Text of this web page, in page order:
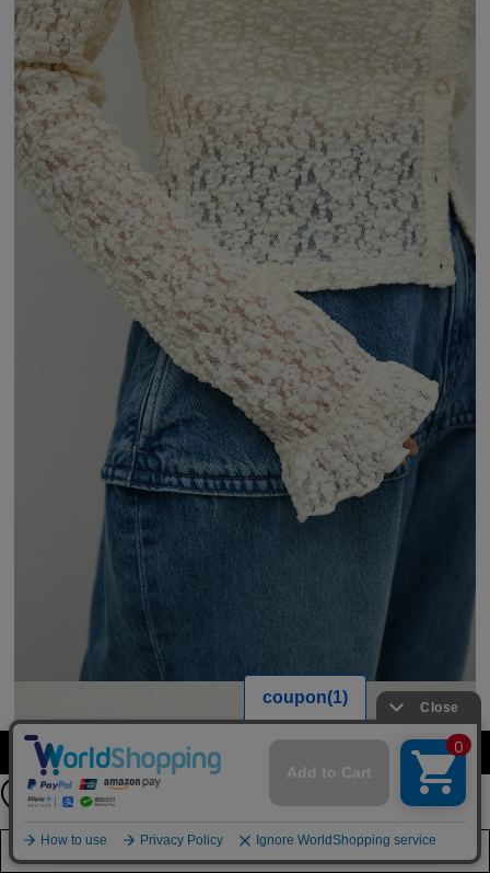
カラーを選択する（フリーサイズ）
店舗在庫を見る
【期間限定】
新規会員登録キャンペーン開催！
8月31日（月）23：59まで
詳しくは
こちら